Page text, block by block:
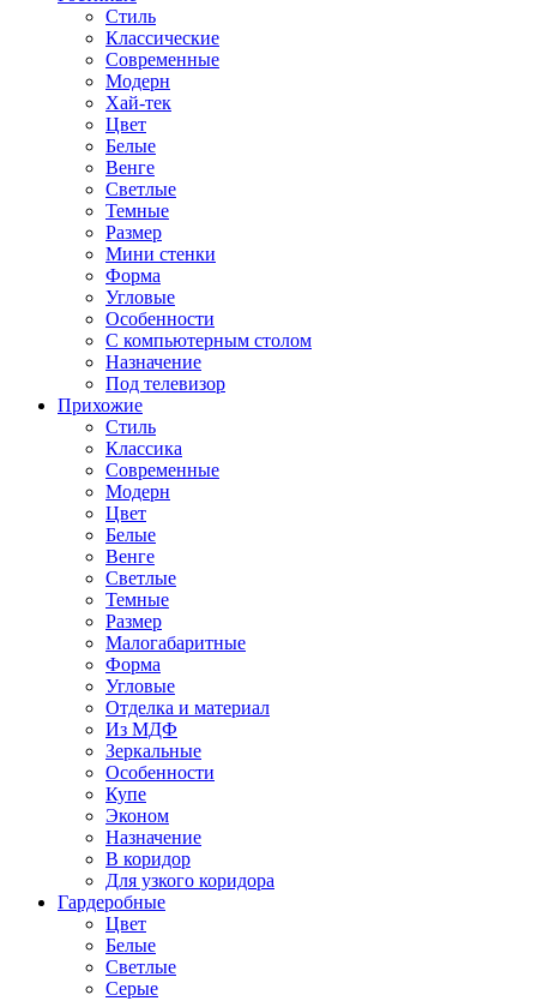
Стиль
Классические
Современные
Модерн
Хай-тек
Цвет
Белые
Венге
Светлые
Темные
Размер
Мини стенки
Форма
Угловые
Особенности
С компьютерным столом
Назначение
Под телевизор
Прихожие
Стиль
Классика
Современные
Модерн
Цвет
Белые
Венге
Светлые
Темные
Размер
Малогабаритные
Форма
Угловые
Отделка и материал
Из МДФ
Зеркальные
Особенности
Купе
Эконом
Назначение
В коридор
Для узкого коридора
Гардеробные
Цвет
Белые
Светлые
Серые